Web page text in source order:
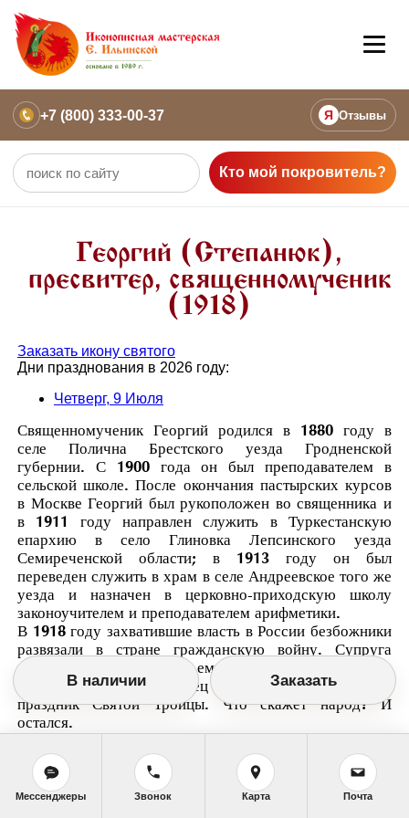
+7 (800) 333-00-37 Я Отзывы
Кто мой покровитель?
Георгий (Степанюк),
пресвитер, священномученик
(1918)
Заказать икону святого
Дни празднования в 2026 году:
Четверг, 9 Июля
Священномученик Георгий родился в 1880 году в
селе Полична Брестского уезда Гродненской
губернии. С 1900 года он был преподавателем в
сельской школе. После окончания пастырских курсов
в Москве Георгий был рукоположен во священника и
в 1911 году направлен служить в Туркестанскую
епархию в село Глиновка Лепсинского уезда
Семиреченской области; в 1913 году он был
переведен служить в храм в селе Андреевское того же
уезда и назначен в церковно-приходскую школу
законоучителем и преподавателем арифметики.
В 1918 году захватившие власть в России безбожники
развязали в стране гражданскую войну. Супруга
священника предложила ему скрыться и переждать
смутное время. Но отец Георгий сказал: Скоро
праздник Святой Троицы. Что скажет народ? И
остался.
была установлена советская власть. Отец Георгий был
арестован и две недели содержался под стражей;
затем его вывели к народу, чтобы собрать против него
В наличии Заказать
Мессенджеры Звонок Карта Почта